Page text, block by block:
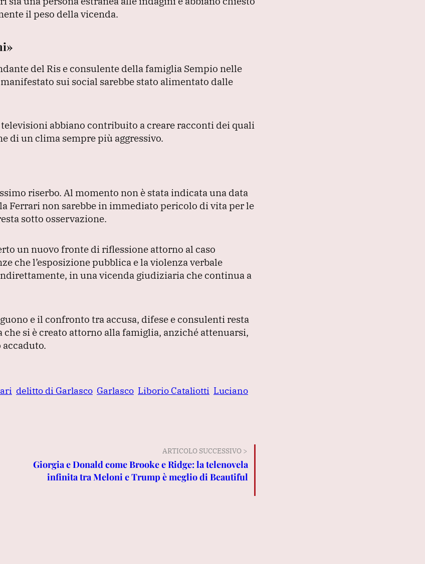
il peso della vicenda.
del Ris e consulente della famiglia Sempio nelle
manifestato sui social sarebbe stato alimentato dalle
televisioni abbiano contribuito a creare racconti dei quali
di un clima sempre più aggressivo.
riserbo. Al momento non è stata indicata una data
Ferrari non sarebbe in immediato pericolo di vita per le
sotto osservazione.
un nuovo fronte di riflessione attorno al caso
che l’esposizione pubblica e la violenza verbale
in una vicenda giudiziaria che continua a
e il confronto tra accusa, difese e consulenti resta
si è creato attorno alla famiglia, anziché attenuarsi,
delitto di Garlasco Garlasco Liborio Cataliotti Luciano
ARTICOLO SUCCESSIVO >
Giorgia e Donald come Brooke e Ridge: la telenovela
infinita tra Meloni e Trump è meglio di Beautiful